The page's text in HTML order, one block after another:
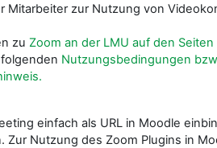
Mitarbeiter zur Nutzung von
zu Zoom an der LMU auf den
Nutzungsbedingungen
einfach als URL in Moodle
Zur Nutzung des Zoom Plugins in